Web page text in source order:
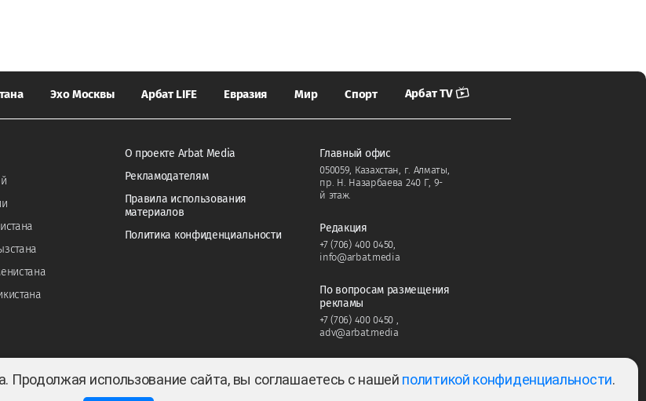
Эхо Москвы Арбат LIFE Евразия Мир Спорт Арбат TV
О проекте Arbat Media
Рекламодателям
Правила использования
материалов
Политика конфиденциальности
Главный офис
050059, Казахстан, г. Алматы,
пр. Н. Назарбаева 240 Г, 9-
й этаж.
Редакция
+7 (706) 400 0450
info@arbat.media
По вопросам размещения
рекламы
+7 (706) 400 0450
adv@arbat.media
Тема:
использование сайта, вы соглашаетесь с нашей политикой конфиденциальности.